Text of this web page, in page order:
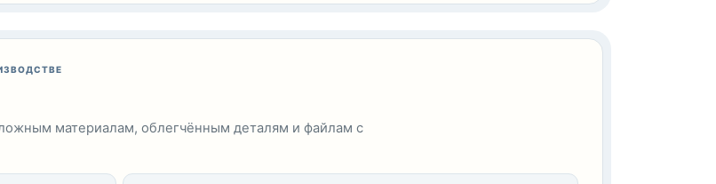
материалам, облегчённым деталям и файлам с